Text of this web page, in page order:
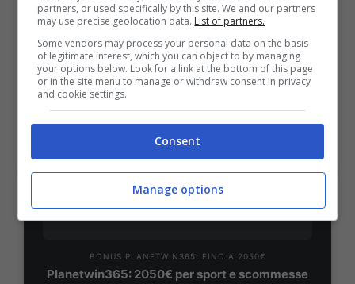
Bonus Benvenuto Sport: fino a 1.000€
50% sul deposito fino a 50€
1000€
VERIFICA
PlanetWin365
BONUS PLANETWIN365: FINO A 2050€
Planetwin365: 2050€ per sport e scommesse
partners, or used specifically by this site. We and our partners
may use precise geolocation data. List of partners.
Some vendors may process your personal data on the basis
of legitimate interest, which you can object to by managing
your options below. Look for a link at the bottom of this page
or in the site menu to manage or withdraw consent in privacy
and cookie settings.
Consent
Manage options